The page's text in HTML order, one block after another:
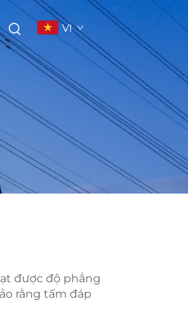
VI
được độ phẳng
rằng tấm đáp